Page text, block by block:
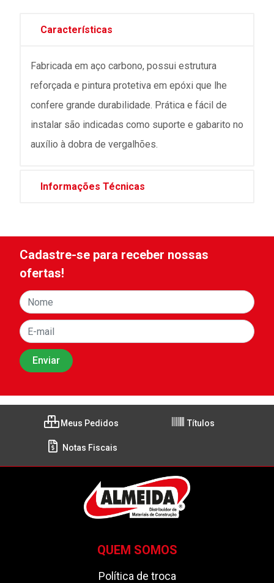
Características
Fabricada em aço carbono, possui estrutura
reforçada e pintura protetiva em epóxi que lhe
confere grande durabilidade. Prática e fácil de
instalar são indicadas como suporte e gabarito no
auxílio à dobra de vergalhões.
Informações Técnicas
Cadastre-se para receber nossas
ofertas!
Meus Pedidos Títulos
Notas Fiscais
QUEM SOMOS
Política de troca